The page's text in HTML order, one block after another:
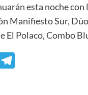
esta noche
Manifiesto Sur,
El Polaco, Combo